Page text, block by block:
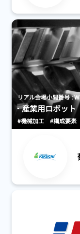
リアル会場小間番号 :
産業用ロボット
#機械加工 #構成要素